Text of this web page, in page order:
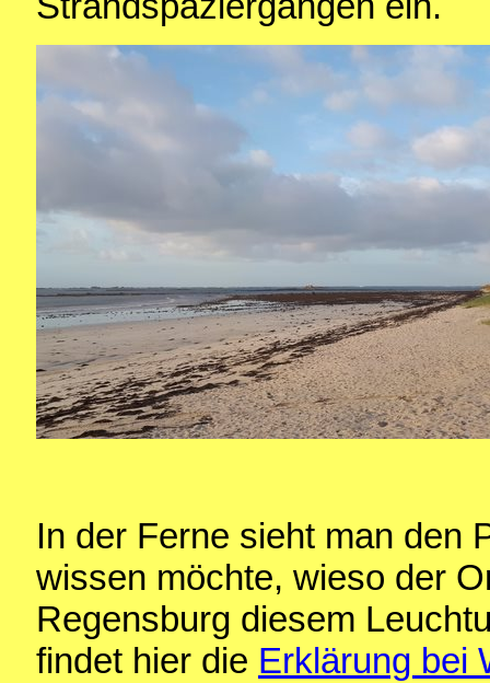
In der Ferne sieht man den
wissen möchte, wieso der
Regensburg diesem
findet hier die Erklärung bei